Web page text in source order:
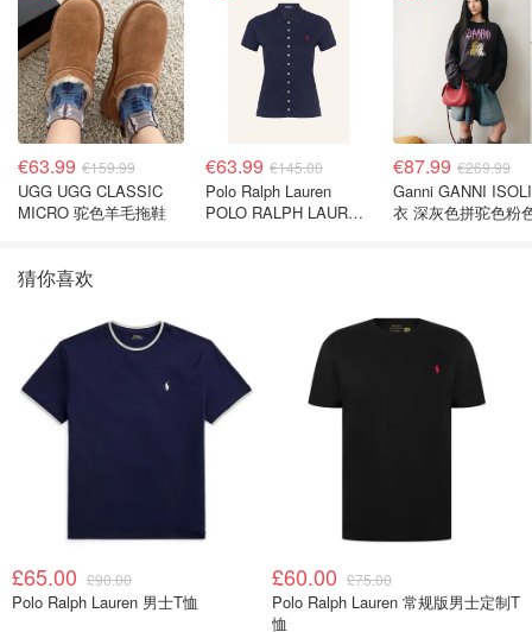
€63.99 €159.99
UGG UGG CLASSIC
MICRO 驼色羊毛拖鞋
€63.99 €145.00
Polo Ralph Lauren
POLO RALPH LAUREN
€87.99 €269.99
Ganni GANNI
衣 深灰色拼驼色粉
猜你喜欢
£65.00 £90.00
Polo Ralph Lauren 男士T恤
£60.00 £75.00
Polo Ralph Lauren 常规版男士定制T
恤